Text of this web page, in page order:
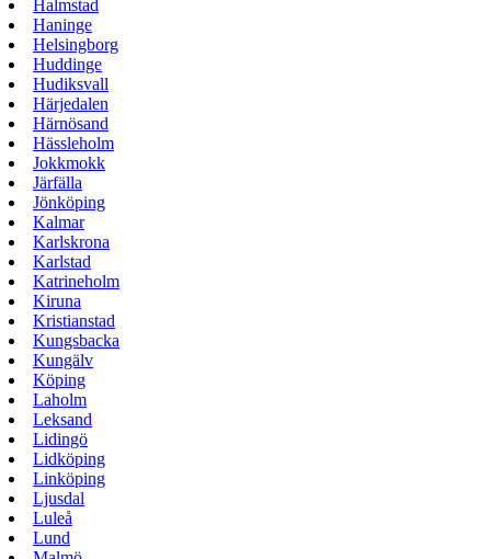
Halmstad
Haninge
Helsingborg
Huddinge
Hudiksvall
Härjedalen
Härnösand
Hässleholm
Jokkmokk
Järfälla
Jönköping
Kalmar
Karlskrona
Karlstad
Katrineholm
Kiruna
Kristianstad
Kungsbacka
Kungälv
Köping
Laholm
Leksand
Lidingö
Lidköping
Linköping
Ljusdal
Luleå
Lund